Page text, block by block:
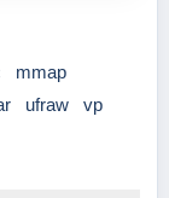
mmap
ufraw
vp